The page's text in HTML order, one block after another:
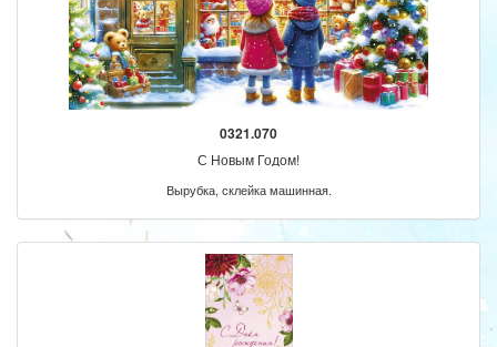
0321.070
С Новым Годом!
Вырубка, склейка машинная.